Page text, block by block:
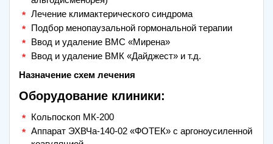
Лечение климактерического синдрома
Подбор менопаузальной гормональной терапии
Ввод и удаление ВМС «Мирена»
Ввод и удаление ВМК «Дайджест» и т.д.
Назначение схем лечения
Оборудование клиники:
Кольпоскоп МК-200
Аппарат ЭХВЧа-140-02 «ФОТЕК» с аргоноусиленной